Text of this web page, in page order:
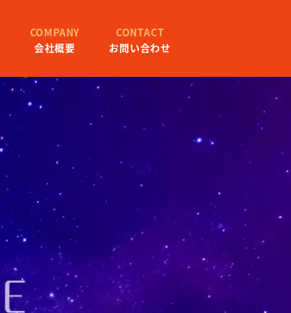
COMPANY
会社概要
CONTACT
お問い合わせ